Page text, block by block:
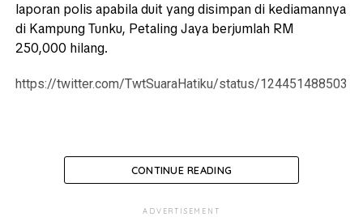
laporan polis apabila duit yang disimpan di kediamannya
di Kampung Tunku, Petaling Jaya berjumlah RM
250,000 hilang.
https://twitter.com/TwtSuaraHatiku/status/
CONTINUE READING
ADVERTISEMENT